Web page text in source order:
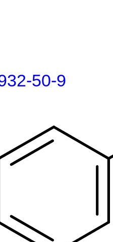
50-9